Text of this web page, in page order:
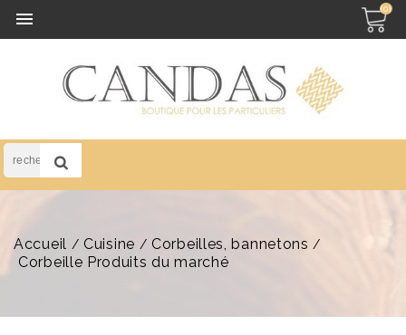
 (0)
Accueil Cuisine
Corbeilles, bannetons
Corbeille Produits du marché